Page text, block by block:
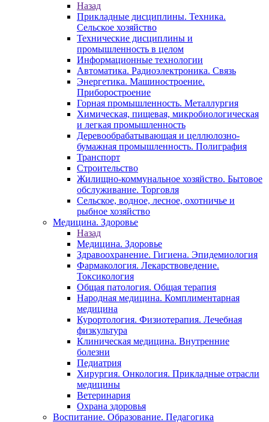
Назад
Прикладные дисциплины. Техника.
Сельское хозяйство
Технические дисциплины и
промышленность в целом
Информационные технологии
Автоматика. Радиоэлектроника. Связь
Энергетика. Машиностроение.
Приборостроение
Горная промышленность. Металлургия
Химическая, пищевая, микробиологическая
и легкая промышленность
Деревообрабатывающая и целлюлозно-
бумажная промышленность. Полиграфия
Транспорт
Строительство
Жилищно-коммунальное хозяйство. Бытовое
обслуживание. Торговля
Сельское, водное, лесное, охотничье и
рыбное хозяйство
Медицина. Здоровье
Назад
Медицина. Здоровье
Здравоохранение. Гигиена. Эпидемиология
Фармакология. Лекарствоведение.
Токсикология
Общая патология. Общая терапия
Народная медицина. Комплиментарная
медицина
Курортология. Физиотерапия. Лечебная
физкультура
Клиническая медицина. Внутренние
болезни
Педиатрия
Хирургия. Онкология. Прикладные отрасли
медицины
Ветеринария
Охрана здоровья
Воспитание. Образование. Педагогика